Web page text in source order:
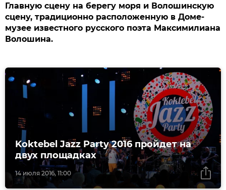
Главную сцену на берегу моря и Волошинскую
сцену, традиционно расположенную в Доме-
музее известного русского поэта Максимилиана
Волошина.
14 июля 2016, 11:00
Koktebel Jazz Party 2016 пройдет на
двух площадках